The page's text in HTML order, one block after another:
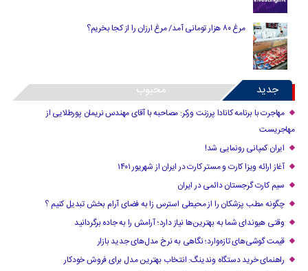
مرغ ۸۰ هزار تومانی آمد/ مرغ ارزان را از کجا بخریم؟
جدید محبوب
مهاجرت با برنامه کانادا پرزنت ورکر: مصاحبه با آقای مهندس نریمان پورطلایی از
مهاجریست
ایران کمپانی رونمایی شد!
آغاز ارائه ویزا کارت و مستر کارت در ایران از شهریور ۱۴۰۱
سیم کارت گرجستان دائمی در ایران
چگونه مطب پزشکان را از محیطی استرس زا به فضای آرام بخش تبدیل کنیم ؟
وقتی هیوندای شما به بهترین‌ها نیاز دارد؛ آرامش را به جاده برگردانید
قیمت گوشی‌های تازه‌وارد؛ نگاهی به نرخ مدل‌های جدید بازار
راهنمای خرید دستگاه وندینگ: انتخاب بهترین مدل برای فروش خودکار